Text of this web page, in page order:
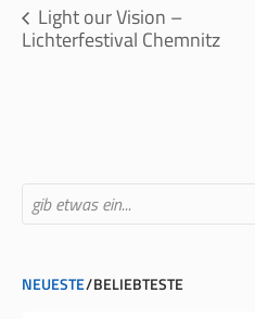
Light our Vision –
Lichterfestival Chemnitz
NEUESTE BELIEBTESTE